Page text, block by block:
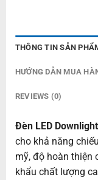
THÔNG TIN SẢN
HƯỚNG DẪN MUA
REVIEWS (0)
Đèn LED
cho khả năng
mỹ, độ hoàn thiện
khẩu chất lượng